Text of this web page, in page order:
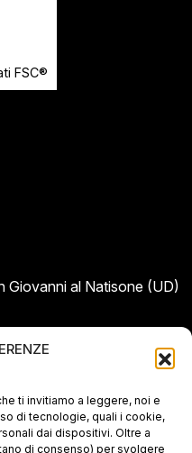
ti invitiamo a leggere, noi e
di tecnologie, quali i cookie,
dai dispositivi. Oltre a
di consenso) per svolgere
FSC®
al Natisone (UD)